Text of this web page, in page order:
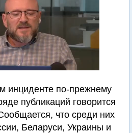
инциденте по-прежнему
публикаций говорится
что среди них
Беларуси, Украины и